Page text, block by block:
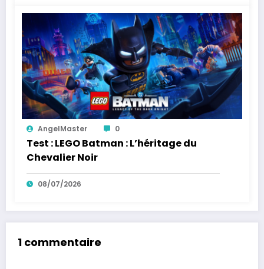
AngelMaster 0
Test : LEGO Batman : L’héritage du
Chevalier Noir
08/07/2026
1 commentaire